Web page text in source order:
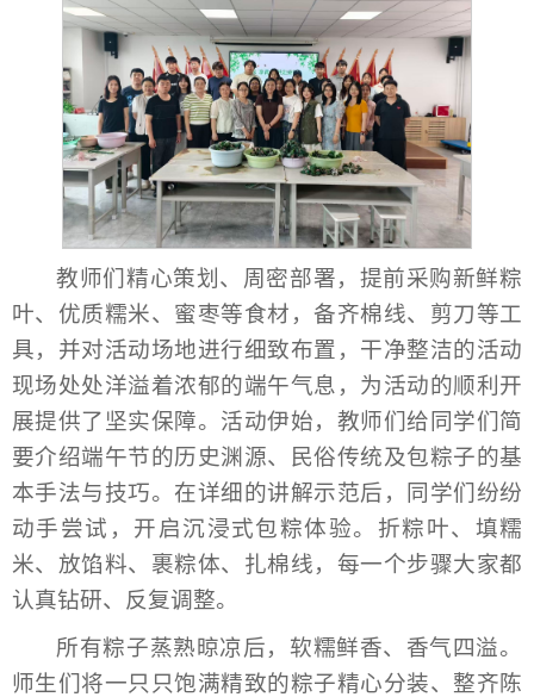
教师们精心策划、周密部署，提前采购新鲜粽
叶、优质糯米、蜜枣等食材，备齐棉线、剪刀等工
具，并对活动场地进行细致布置，干净整洁的活动
现场处处洋溢着浓郁的端午气息，为活动的顺利开
展提供了坚实保障。活动伊始，教师们给同学们简
要介绍端午节的历史渊源、民俗传统及包粽子的基
本手法与技巧。在详细的讲解示范后，同学们纷纷
动手尝试，开启沉浸式包粽体验。折粽叶、填糯
米、放馅料、裹粽体、扎棉线，每一个步骤大家都
认真钻研、反复调整。
所有粽子蒸熟晾凉后，软糯鲜香、香气四溢。
师生们将一只只饱满精致的粽子精心分装、整齐陈